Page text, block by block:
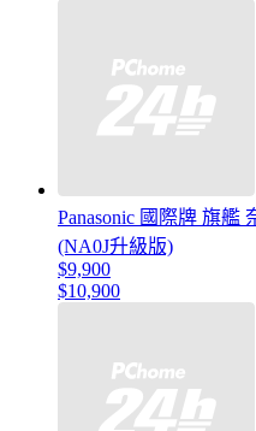
Panasonic 國際牌 旗
(NA0J升級版)
$9,900
$10,900